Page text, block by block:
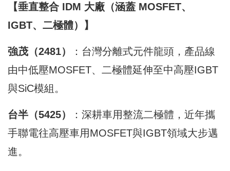
【垂直整合 IDM 大廠（涵蓋 MOSFET、
IGBT、二極體）】
強茂（2481）
：台灣分離式元件龍頭，產品線
由中低壓MOSFET、二極體延伸至中高壓IGBT
與SiC模組。
台半（5425）
：深耕車用整流二極體，近年攜
手聯電往高壓車用MOSFET與IGBT領域大步邁
進。